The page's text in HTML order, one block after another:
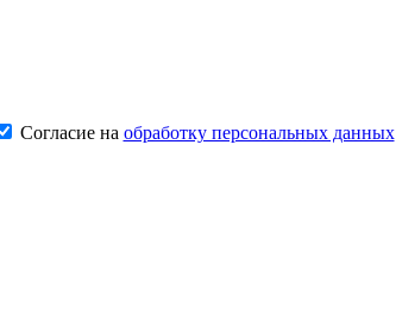
Согласие на обработку персональных данных